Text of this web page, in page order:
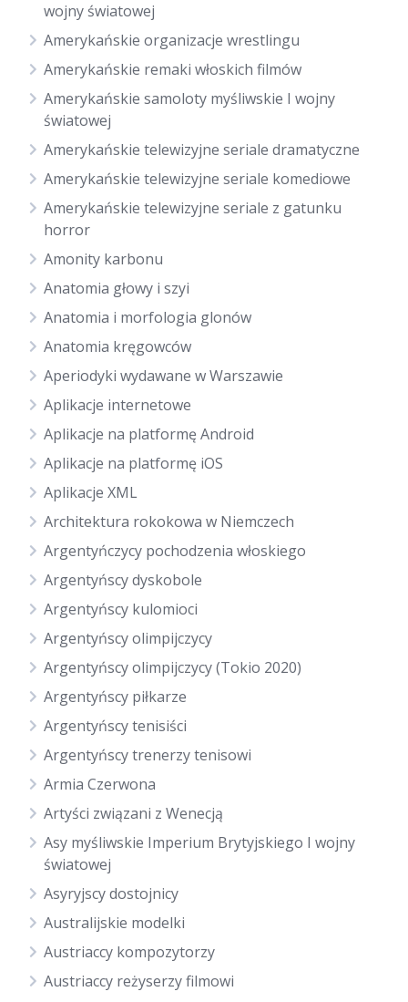
wojny światowej
Amerykańskie organizacje wrestlingu
Amerykańskie remaki włoskich filmów
Amerykańskie samoloty myśliwskie I wojny
światowej
Amerykańskie telewizyjne seriale dramatyczne
Amerykańskie telewizyjne seriale komediowe
Amerykańskie telewizyjne seriale z gatunku
horror
Amonity karbonu
Anatomia głowy i szyi
Anatomia i morfologia glonów
Anatomia kręgowców
Aperiodyki wydawane w Warszawie
Aplikacje internetowe
Aplikacje na platformę Android
Aplikacje na platformę iOS
Aplikacje XML
Architektura rokokowa w Niemczech
Argentyńczycy pochodzenia włoskiego
Argentyńscy dyskobole
Argentyńscy kulomioci
Argentyńscy olimpijczycy
Argentyńscy olimpijczycy (Tokio 2020)
Argentyńscy piłkarze
Argentyńscy tenisiści
Argentyńscy trenerzy tenisowi
Armia Czerwona
Artyści związani z Wenecją
Asy myśliwskie Imperium Brytyjskiego I wojny
światowej
Asyryjscy dostojnicy
Australijskie modelki
Austriaccy kompozytorzy
Austriaccy reżyserzy filmowi